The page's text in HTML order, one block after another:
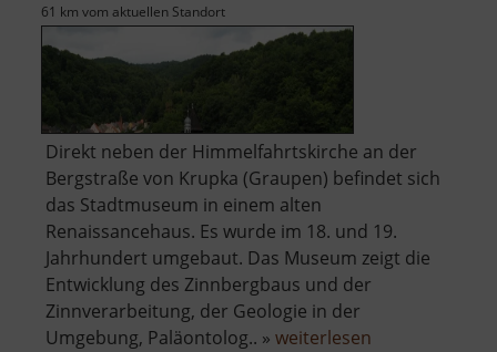
61 km vom aktuellen Standort
Direkt neben der Himmelfahrtskirche an der
Bergstraße von Krupka (Graupen) befindet sich
das Stadtmuseum in einem alten
Renaissancehaus. Es wurde im 18. und 19.
Jahrhundert umgebaut. Das Museum zeigt die
Entwicklung des Zinnbergbaus und der
Zinnverarbeitung, der Geologie in der
Umgebung, Paläontolog.. » weiterlesen